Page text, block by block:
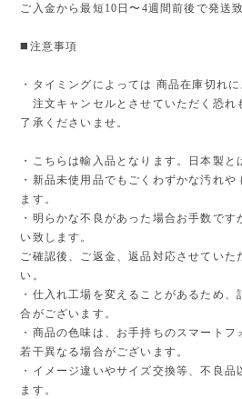
ご入金から最短10日〜4週間前後で発送
◼️注意事項
・タイミングによっては 商品在庫切れに
注文キャンセルとさせていただく恐れ
了承くださいませ。
・こちらは輸入品となります。日本製と
・新品未使用品でもごくわずかな汚れ
ます。
・明らかな不良があった場合お手数で
い致します。
ご確認後、ご返金、返品対応させていた
い。
・仕入れ工場を変えることがあるため
合がございます。
・商品の色味は、お手持ちのスマートフ
若干異なる場合がございます。
・イメージ違いやサイズ交換等、不良
ます。